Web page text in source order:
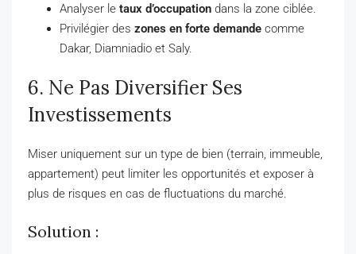
Analyser le taux d’occupation dans la zone ciblée.
Privilégier des zones en forte demande comme
Dakar, Diamniadio et Saly.
6. Ne Pas Diversifier Ses
Investissements
Miser uniquement sur un type de bien (terrain, immeuble,
appartement) peut limiter les opportunités et exposer à
plus de risques en cas de fluctuations du marché.
Solution :